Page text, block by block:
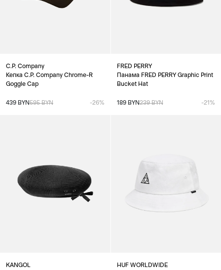
C.P. Company
Кепка C.P. Company Chrome-R
Goggle Cap
439 BYN595 BYN -26%
FRED PERRY
Панама FRED PERRY Graphic Print
Bucket Hat
189 BYN239 BYN -21%
KANGOL
HUF WORLDWIDE